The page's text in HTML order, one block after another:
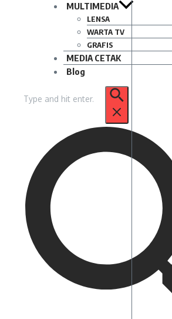
MULTIMEDIA
LENSA
WARTA TV
GRAFIS
MEDIA CETAK
Blog
untuk: